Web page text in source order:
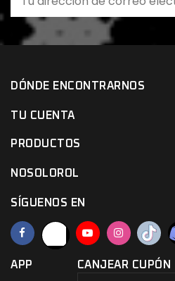
DÓNDE ENCONTRARNOS
TU CUENTA
PRODUCTOS
NOSOLOROL
SÍGUENOS EN
APP CANJEAR CUPÓN